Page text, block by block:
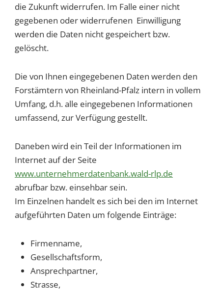
die Zukunft widerrufen. Im Falle einer nicht
gegebenen oder widerrufenen Einwilligung
werden die Daten nicht gespeichert bzw.
gelöscht.
Die von Ihnen eingegebenen Daten werden den
Forstämtern von Rheinland-Pfalz intern in vollem
Umfang, d.h. alle eingegebenen Informationen
umfassend, zur Verfügung gestellt.
Daneben wird ein Teil der Informationen im
Internet auf der Seite
www.unternehmerdatenbank.wald-rlp.de
abrufbar bzw. einsehbar sein.
Im Einzelnen handelt es sich bei den im Internet
aufgeführten Daten um folgende Einträge:
Firmenname,
Gesellschaftsform,
Ansprechpartner,
Strasse,